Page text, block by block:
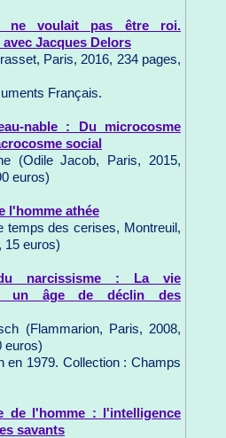
ne voulait pas être roi.
Jacques Delors
Paris, 2016, 234 pages,
Français.
nable : Du microcosme
social
(Odile Jacob, Paris, 2015,
euros)
l'homme athée
temps des cerises, Montreuil,
15 euros)
narcissisme : La vie
un âge de déclin des
(Flammarion, Paris, 2008,
euros)
en 1979. Collection : Champs
de l'homme : l'intelligence
savants